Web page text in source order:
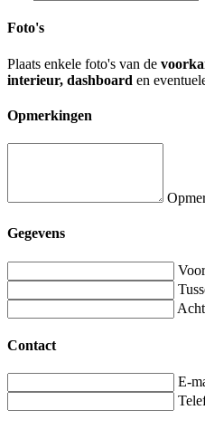
Foto's
Plaats enkele foto's van de
interieur, dashboard en
Opmerkingen
Gegevens
Contact
E-